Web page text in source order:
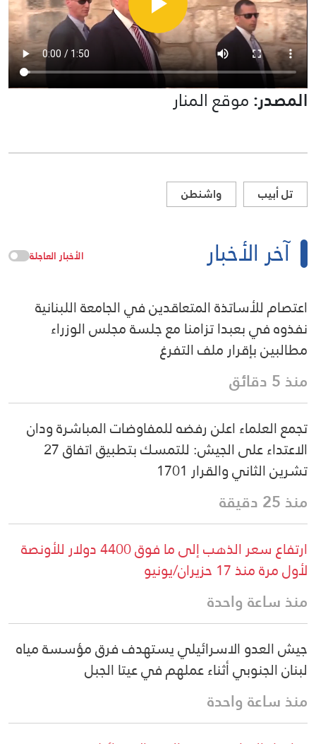
المصدر:موقع المنار
تل أبيب واشنطن
آخر الأخبار الأخبار العاجلة
اعتصام للأساتذة المتعاقدين في الجامعة اللبنانية
نفذوه في بعبدا تزامنا مع جلسة مجلس الوزراء
مطالبين بإقرار ملف التفرغ
منذ 5 دقائق
تجمع العلماء اعلن رفضه للمفاوضات المباشرة ودان
الاعتداء على الجيش: للتمسك بتطبيق اتفاق 27
تشرين الثاني والقرار 1701
منذ 25 دقيقة
ارتفاع سعر الذهب إلى ما فوق 4400 دولار للأونصة
لأول مرة منذ 17 حزيران/يونيو
منذ ساعة واحدة
جيش العدو الاسرائيلي يستهدف فرق مؤسسة مياه
لبنان الجنوبي أثناء عملهم في عيتا الجبل
منذ ساعة واحدة